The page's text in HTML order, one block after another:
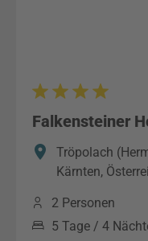
Falkensteiner
Tröpolach
Kärnten,
2 Personen
5 Tage / 4